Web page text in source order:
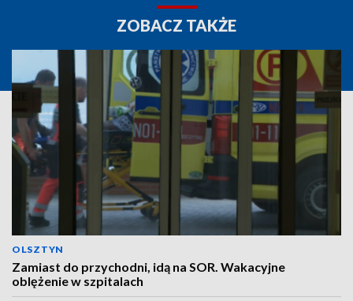
ZOBACZ TAKŻE
OLSZTYN
Zamiast do przychodni, idą na SOR. Wakacyjne
oblężenie w szpitalach